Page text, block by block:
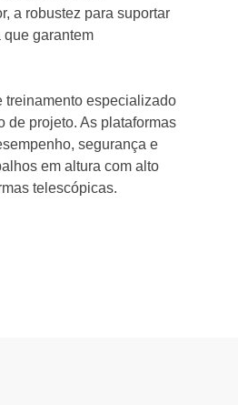
a robustez para suportar
garantem
treinamento especializado
de projeto. As plataformas
segurança e
em altura com alto
telescópicas.